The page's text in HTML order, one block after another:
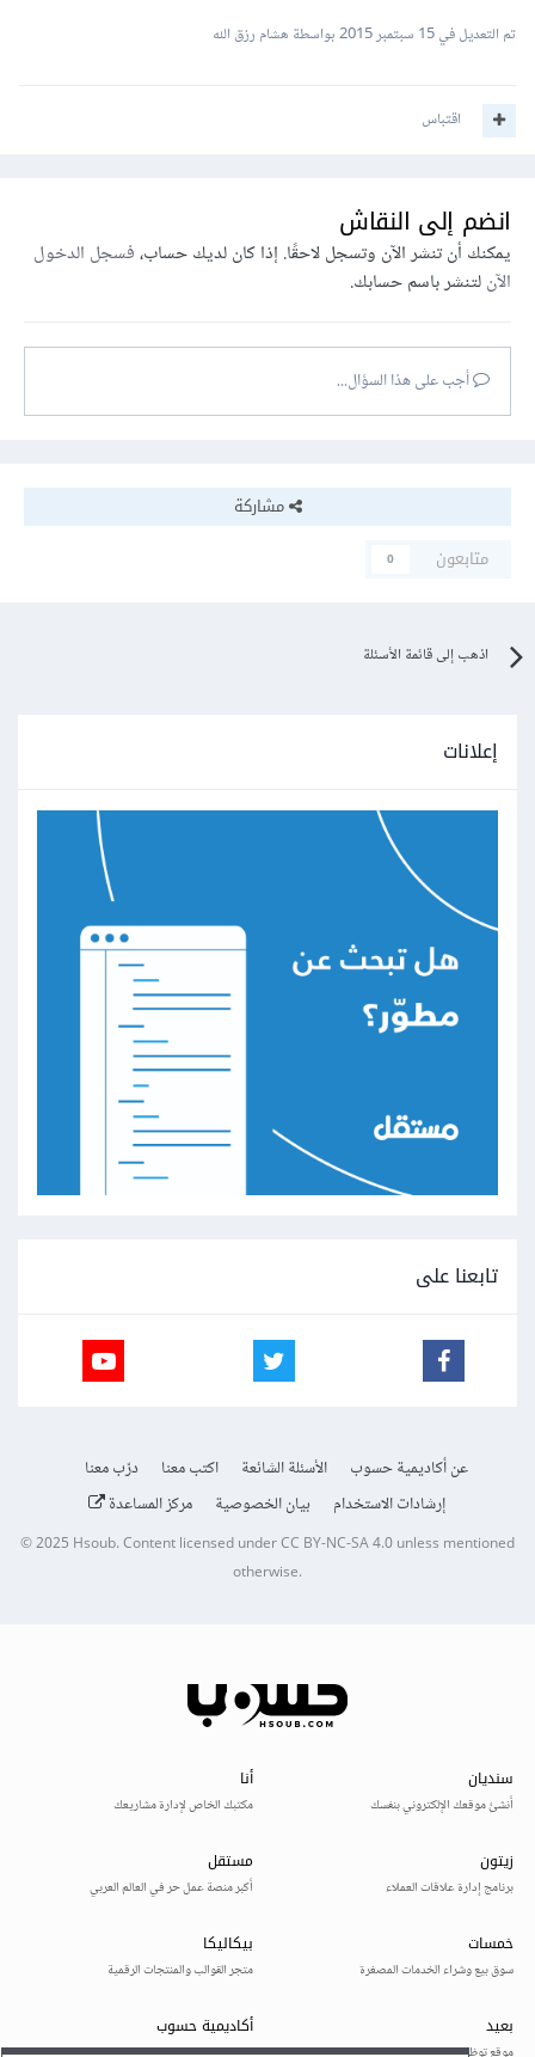
تم التعديل في15 سبتمبر 2015 بواسطة هشام رزق الله
اقتباس
انضم إلى النقاش
يمكنك أن تنشر الآن وتسجل لاحقًا. إذا كان لديك حساب،فسجل الدخول
الآنلتنشر باسم حسابك.
أجب على هذا السؤال...
مشاركة
متابعون
0
اذهب إلى قائمة الأسئلة
إعلانات
تابعنا على
عن أكاديمية حسوب الأسئلة الشائعة اكتب معنا
درّب معنا
إرشادات الاستخدام
بيان الخصوصية مركز المساعدة
© 2025Hsoub.Content licensed underCC BY-NC-SA 4.0unless mentioned
otherwise.